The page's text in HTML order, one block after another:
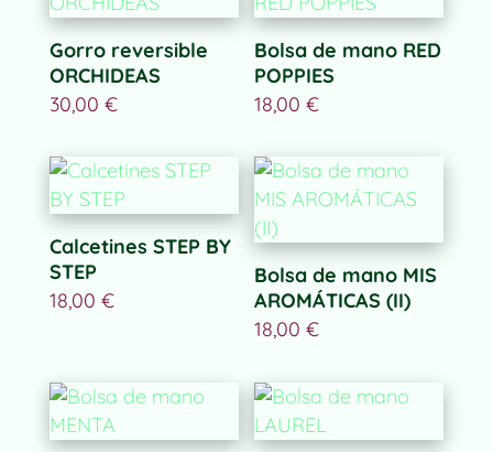
Gorro reversible
ORCHIDEAS
30,00 €
Bolsa de mano RED
POPPIES
18,00€
Calcetines STEP BY
STEP
18,00 €
Bolsa de mano MIS
AROMÁTICAS (II)
18,00€